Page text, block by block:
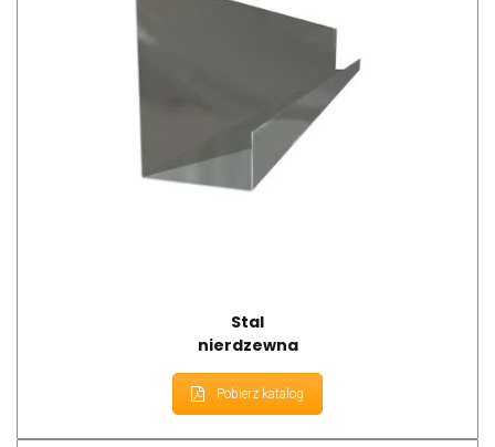
Stal
nierdzewna
Pobierz katalog